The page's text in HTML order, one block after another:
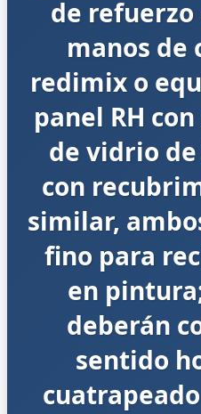
de refuerzo
manos de
redimix o
panel RH
de vidrio
con
similar,
fino para
en
deberán
sentido